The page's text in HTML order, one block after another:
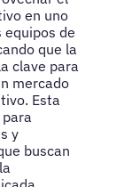
en uno
equipos de
que la
clave para
mercado
Esta
y
buscan